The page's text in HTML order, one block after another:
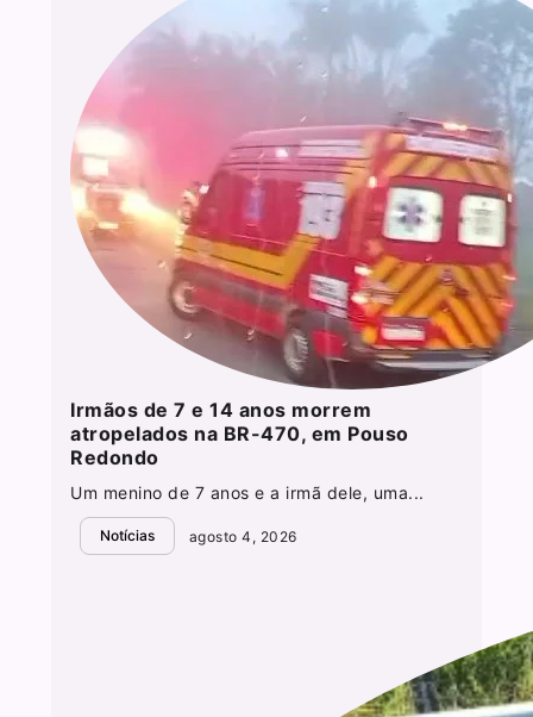
Irmãos de 7 e 14 anos morrem
atropelados na BR-470, em Pouso
Redondo
Um menino de 7 anos e a irmã dele, uma...
Notícias agosto 4, 2026